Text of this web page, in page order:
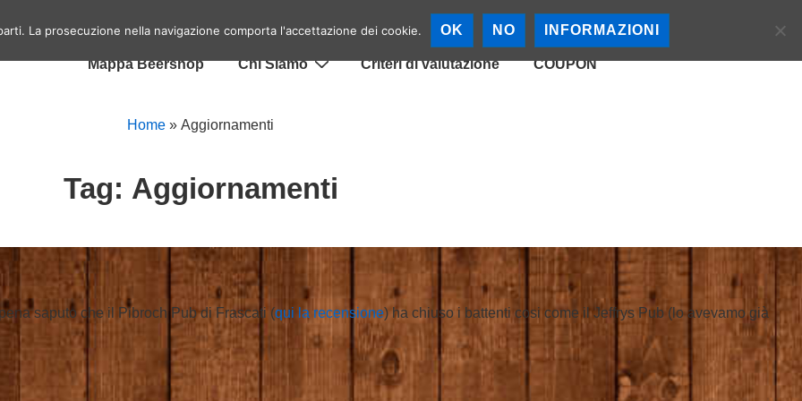
principale
Mappa Birrerie
Mappa Beershop Chi Siamo Criteri di valutazione COUPON
Home » Aggiornamenti
Tag: Aggiornamenti
saputo che il Pibroch Pub di Frascati (qui la recensione) ha chiuso i battenti cosi come il Jeffrys Pub (lo avevamo già
La prosecuzione nella navigazione comporta l'accettazione dei cookie. OK NO INFORMAZIONI